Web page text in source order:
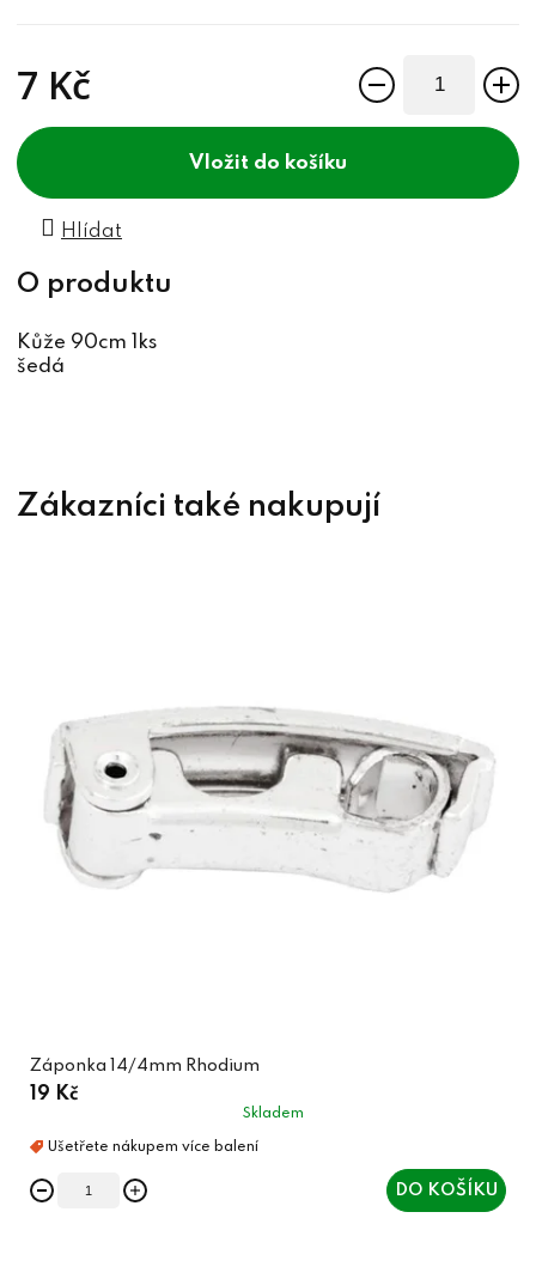
7 Kč
do košíku
Hlídat
Kůže 90cm 1ks
šedá
Záponka 14/4mm Rhodium
19 Kč
Skladem
DO KOŠÍKU